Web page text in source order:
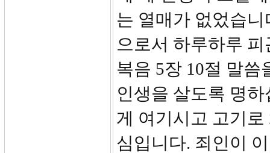
는 열매가 없었습
으로서 하루하루
복음 5장 10절 말씀
인생을 살도록 명
게 여기시고 고기
심입니다. 죄인이